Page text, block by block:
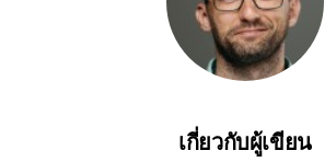
เกี่ยวกับผู้เขียน